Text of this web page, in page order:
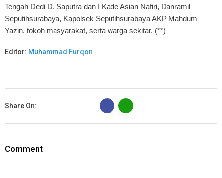
Tengah Dedi D. Saputra dan I Kade Asian Nafiri, Danramil
Seputihsurabaya, Kapolsek Seputihsurabaya AKP Mahdum
Yazin, tokoh masyarakat, serta warga sekitar. (**)
Editor: Muhammad Furqon
Share On:
B
Comment